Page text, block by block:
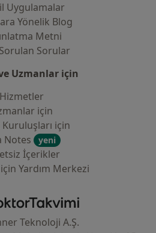
Uygulamalar
Yönelik Blog
Metni
Sorulan Sorular
Uzmanlar için
Hizmetler
için
Kuruluşları için
Notes
yeni
İçerikler
Yardım Merkezi
DoktorTakvimi - Ana Sayfa
Teknoloji A.Ş.